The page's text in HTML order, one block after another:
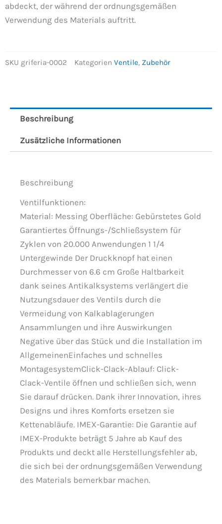
abdeckt, der während der ordnungsgemäßen
Verwendung des Materials auftritt.
SKU griferia-0002 Kategorien Ventile, Zubehör
Beschreibung
Zusätzliche Informationen
Beschreibung
Ventilfunktionen:
Material: Messing Oberfläche: Gebürstetes Gold
Garantiertes Öffnungs-/Schließsystem für
Zyklen von 20.000 Anwendungen 1 1/4
Untergewinde Der Druckknopf hat einen
Durchmesser von 6.6 cm Große Haltbarkeit
dank seines Antikalksystems verlängert die
Nutzungsdauer des Ventils durch die
Vermeidung von Kalkablagerungen
Ansammlungen und ihre Auswirkungen
Negative über das Stück und die Installation im
AllgemeinenEinfaches und schnelles
MontagesystemClick-Clack-Ablauf: Click-
Clack-Ventile öffnen und schließen sich, wenn
Sie darauf drücken. Dank ihrer Innovation, ihres
Designs und ihres Komforts ersetzen sie
Kettenabläufe. IMEX-Garantie: Die Garantie auf
IMEX-Produkte beträgt 5 Jahre ab Kauf des
Produkts und deckt alle Herstellungsfehler ab,
die sich bei der ordnungsgemäßen Verwendung
des Materials bemerkbar machen.